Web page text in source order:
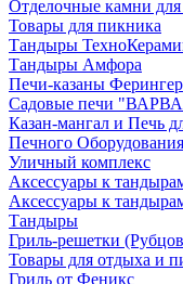
Отделочные камни
Товары для пикника
Тандыры
Тандыры Амфора
Печи-казаны Ферингер
Садовые печи
Казан-мангал и Печь
Печного Оборудования
Уличный комплекс
Аксессуары к
Аксессуары к
Тандыры
Гриль-решетки
Товары для отдыха и
Гриль от Феникс